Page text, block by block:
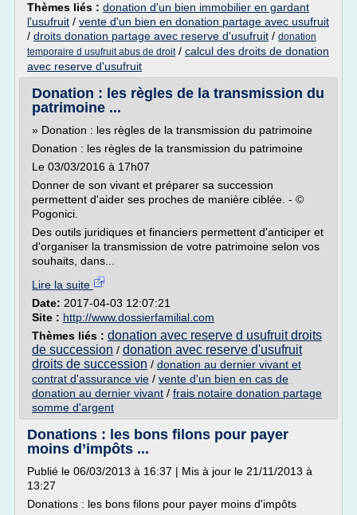
Thèmes liés : donation d'un bien immobilier en gardant
l'usufruit / vente d'un bien en donation partage avec usufruit
/ droits donation partage avec reserve d'usufruit / donation
temporaire d usufruit abus de droit/ calcul des droits de donation
avec reserve d'usufruit
Donation : les règles de la transmission du
patrimoine ...
» Donation : les règles de la transmission du patrimoine
Donation : les règles de la transmission du patrimoine
Le 03/03/2016 à 17h07
Donner de son vivant et préparer sa succession
permettent d'aider ses proches de manière ciblée. - ©
Pogonici.
Des outils juridiques et financiers permettent d'anticiper et
d'organiser la transmission de votre patrimoine selon vos
souhaits, dans...
Lire la suite
Date: 2017-04-03 12:07:21
Site : http://www.dossierfamilial.com
Thèmes liés : donation avec reserve d usufruit droits
de succession / donation avec reserve d'usufruit
droits de succession / donation au dernier vivant et
contrat d'assurance vie / vente d'un bien en cas de
donation au dernier vivant / frais notaire donation partage
somme d'argent
Donations : les bons filons pour payer
moins d’impôts ...
Publié le 06/03/2013 à 16:37 | Mis à jour le 21/11/2013 à
13:27
Donations : les bons filons pour payer moins d'impôts